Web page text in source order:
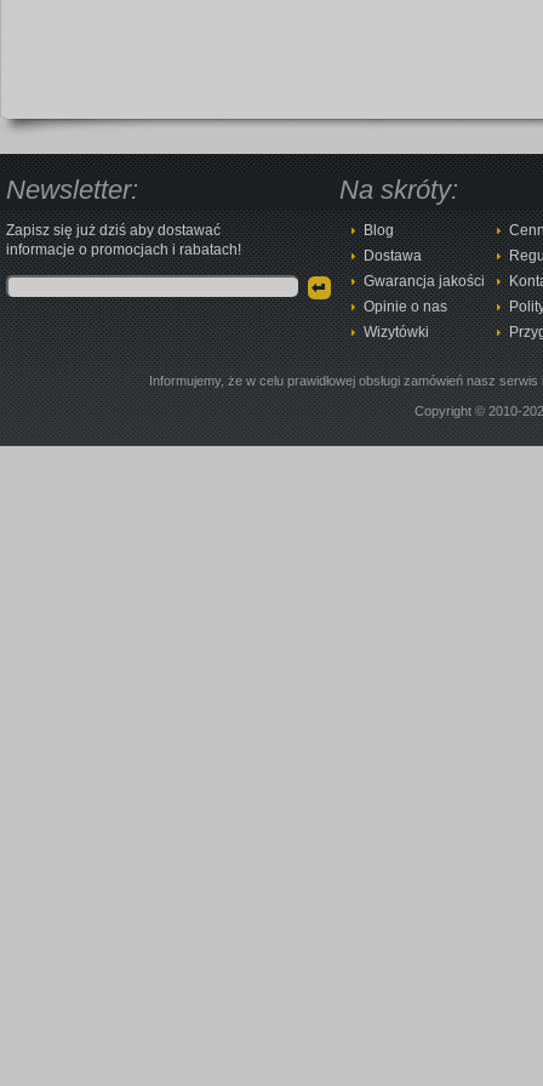
Newsletter:
Zapisz się już dziś aby dostawać
informacje o promocjach i rabatach!
Na skróty:
Blog
Dostawa
Gwarancja jakości
Opinie o nas
Wizytówki
Informujemy, że w celu prawidłowej obsługi zamówień nasz
Copyright © 2010-